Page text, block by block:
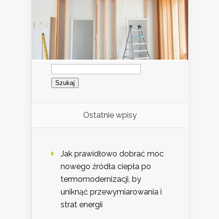
Szukaj:
Ostatnie wpisy
Jak prawidłowo dobrać moc
nowego źródła ciepła po
termomodernizacji, by
uniknąć przewymiarowania i
strat energii